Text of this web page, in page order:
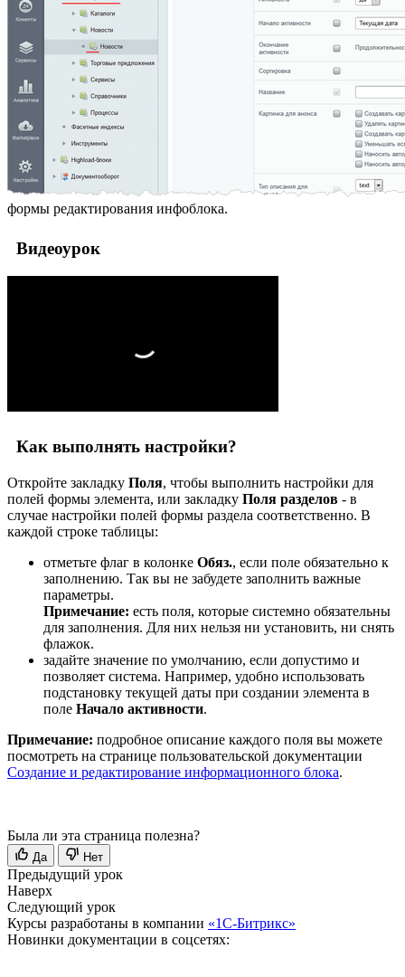
формы редактирования инфоблока.
Видеоурок
Как выполнять настройки?
Откройте закладку Поля, чтобы выполнить настройки для
полей формы элемента, или закладку Поля разделов - в
случае настройки полей формы раздела соответственно. В
каждой строке таблицы:
отметьте флаг в колонке Обяз., если поле обязательно к
заполнению. Так вы не забудете заполнить важные
параметры.
Примечание: есть поля, которые системно обязательны
для заполнения. Для них нельзя ни установить, ни снять
флажок.
задайте значение по умолчанию, если допустимо и
позволяет система. Например, удобно использовать
подстановку текущей даты при создании элемента в
поле Начало активности.
Примечание: подробное описание каждого поля вы можете
посмотреть на странице пользовательской документации
Создание и редактирование информационного блока.
Была ли эта страница полезна?
Да Нет
Предыдущий урок
Наверх
Следующий урок
Курсы разработаны в компании «1С-Битрикс»
Новинки документации в соцсетях: